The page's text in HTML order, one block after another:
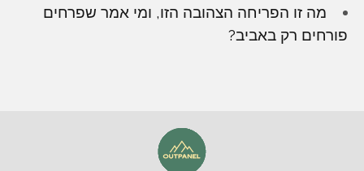
מה זו הפריחה הצהובה הזו, ומי אמר שפרחים
פורחים רק באביב?